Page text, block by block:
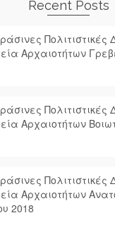
Recent Posts
Πολιτιστικές
Αρχαιοτήτων
Πολιτιστικές
Αρχαιοτήτων
Πολιτιστικές
Αρχαιοτήτων
2018